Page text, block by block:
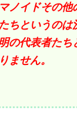
ノイドその他
ちというのは
の代表者たち
ません。